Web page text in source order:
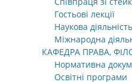
Гостьові лекції
Наукова діяльність
Міжнародна
КАФЕДРА ПРАВА,
Нормативна
Освітні програми